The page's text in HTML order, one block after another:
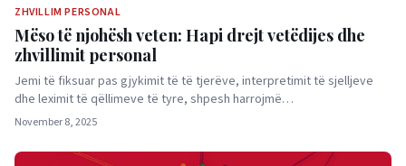
ZHVILLIM PERSONAL
Mëso të njohësh veten: Hapi drejt vetëdijes dhe
zhvillimit personal
Jemi të fiksuar pas gjykimit të të tjerëve, interpretimit të sjelljeve
dhe leximit të qëllimeve të tyre, shpesh harrojmë…
November 8, 2025